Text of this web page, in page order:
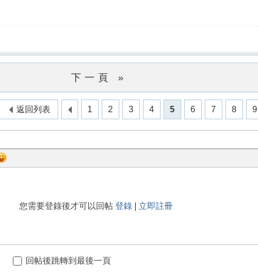
下一頁 »
1 2 3 4 5 6 7 8 9
返回列表
您需要登錄後才可以回帖 登錄| 立即註冊
回帖後跳轉到最後一頁